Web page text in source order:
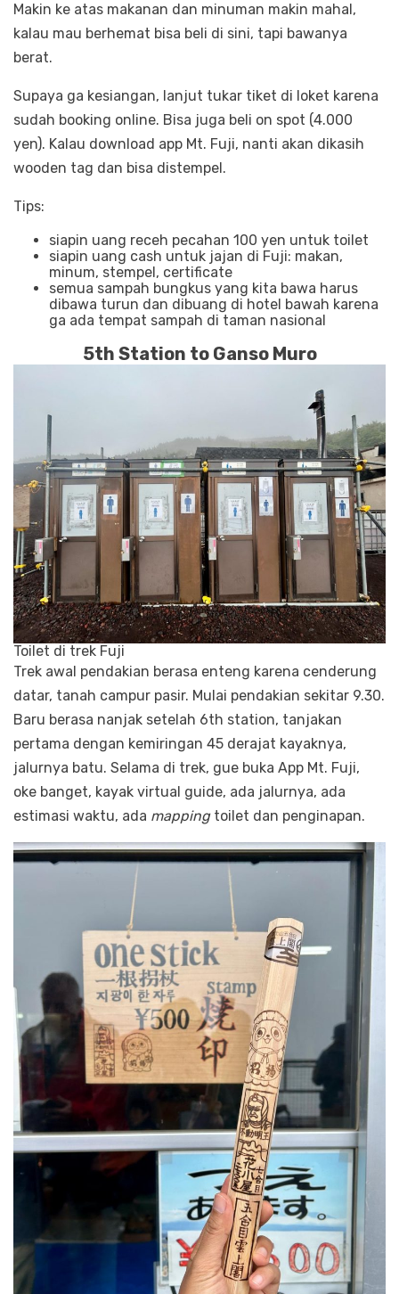
Makin ke atas makanan dan minuman makin mahal,
kalau mau berhemat bisa beli di sini, tapi bawanya
berat.
Supaya ga kesiangan, lanjut tukar tiket di loket karena
sudah booking online. Bisa juga beli on spot (4.000
yen). Kalau download app Mt. Fuji, nanti akan dikasih
wooden tag dan bisa distempel.
Tips:
siapin uang receh pecahan 100 yen untuk toilet
siapin uang cash untuk jajan di Fuji: makan,
minum, stempel, certificate
semua sampah bungkus yang kita bawa harus
dibawa turun dan dibuang di hotel bawah karena
ga ada tempat sampah di taman nasional
5th Station to Ganso Muro
Toilet di trek Fuji
Trek awal pendakian berasa enteng karena cenderung
datar, tanah campur pasir. Mulai pendakian sekitar 9.30.
Baru berasa nanjak setelah 6th station, tanjakan
pertama dengan kemiringan 45 derajat kayaknya,
jalurnya batu. Selama di trek, gue buka App Mt. Fuji,
oke banget, kayak virtual guide, ada jalurnya, ada
estimasi waktu, ada mappingtoilet dan penginapan.